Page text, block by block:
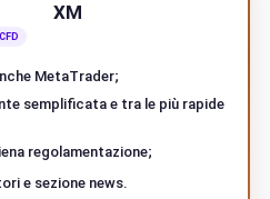
XM
MetaTrader;
semplificata e tra le più rapide
regolamentazione;
e sezione news.